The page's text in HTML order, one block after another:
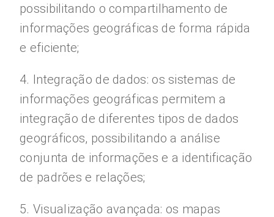
possibilitando o compartilhamento de
informações geográficas de forma rápida
e eficiente;
4. Integração de dados: os sistemas de
informações geográficas permitem a
integração de diferentes tipos de dados
geográficos, possibilitando a análise
conjunta de informações e a identificação
de padrões e relações;
5. Visualização avançada: os mapas